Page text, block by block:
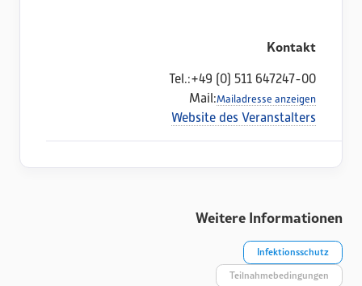
Kontakt
Tel.:+49 (0) 511 647247-00
Mail:Mailadresse anzeigen
Website des Veranstalters
Weitere Informationen
Infektionsschutz
Teilnahmebedingungen